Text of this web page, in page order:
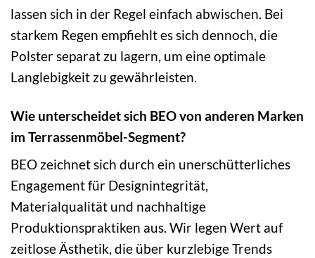
lassen sich in der Regel einfach abwischen. Bei
starkem Regen empfiehlt es sich dennoch, die
Polster separat zu lagern, um eine optimale
Langlebigkeit zu gewährleisten.
Wie unterscheidet sich BEO von anderen Marken
im Terrassenmöbel-Segment?
BEO zeichnet sich durch ein unerschütterliches
Engagement für Designintegrität,
Materialqualität und nachhaltige
Produktionspraktiken aus. Wir legen Wert auf
zeitlose Ästhetik, die über kurzlebige Trends